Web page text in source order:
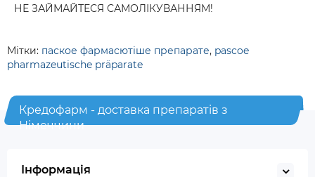
НЕ ЗАЙМАЙТЕСЯ САМОЛІКУВАННЯМ!
Мітки: паское фармасютіше препарате, pascoe
pharmazeutische präparate
Кредофарм - доставка препаратів з
Німеччини
Інформація